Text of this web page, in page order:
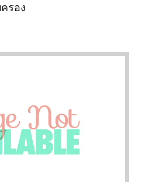
รอง